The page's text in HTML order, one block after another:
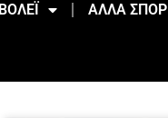
ΒΟΛΕΪ ΑΛΛΑ ΣΠΟΡ